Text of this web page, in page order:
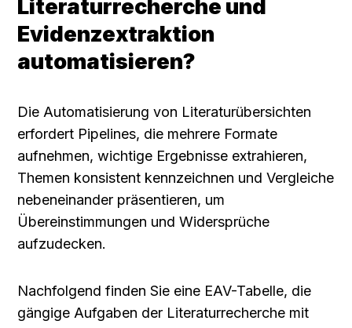
Literaturrecherche und
Evidenzextraktion
automatisieren?
Die Automatisierung von Literaturübersichten
erfordert Pipelines, die mehrere Formate
aufnehmen, wichtige Ergebnisse extrahieren,
Themen konsistent kennzeichnen und Vergleiche
nebeneinander präsentieren, um
Übereinstimmungen und Widersprüche
aufzudecken.
Nachfolgend finden Sie eine EAV-Tabelle, die
gängige Aufgaben der Literaturrecherche mit